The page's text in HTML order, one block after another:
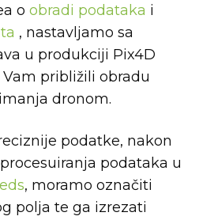
o obradi podataka i
, nastavljamo sa
u produkciji Pix4D
približili obradu
dronom.
podatke, nakon
podataka u
, moramo označiti
polja te ga izrezati